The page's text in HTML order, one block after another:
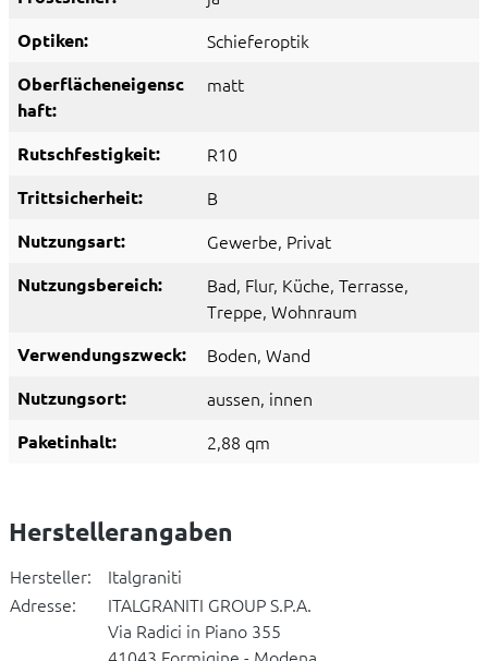
Optiken: Schieferoptik
Oberflächeneigensc
haft:
matt
Rutschfestigkeit: R10
Trittsicherheit: B
Nutzungsart: Gewerbe, Privat
Nutzungsbereich: Bad, Flur, Küche, Terrasse,
Treppe, Wohnraum
Verwendungszweck: Boden, Wand
Nutzungsort: aussen, innen
Paketinhalt: 2,88 qm
Herstellerangaben
Hersteller:
Italgraniti
Adresse:
ITALGRANITI GROUP S.P.A.
Via Radici in Piano 355